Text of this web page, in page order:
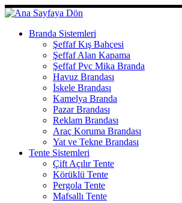
Skip
to
contentBranda Sistemleri
Şeffaf Kış Bahçesi
Şeffaf Alan Kapama
Şeffaf Pvc Mika Branda
Havuz Brandası
İskele Brandası
Kamelya Branda
Pazar Brandası
Reklam Brandası
Araç Koruma Brandası
Yat ve Tekne Brandası
Tente Sistemleri
Çift Açılır Tente
Körüklü Tente
Pergola Tente
Mafsallı Tente